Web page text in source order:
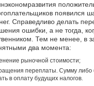
появился
Справедливо делать
ошибки, а не тогда,
Тем не менее, в
два момента:
рыночной стоимости;
переплаты. Сумму либо
в оплату будущих налогов.